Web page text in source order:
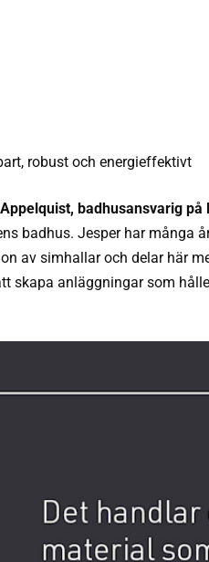
robust och energieffektivt
badhusansvarig på
badhus. Jesper har många
av simhallar och delar här
skapa anläggningar som